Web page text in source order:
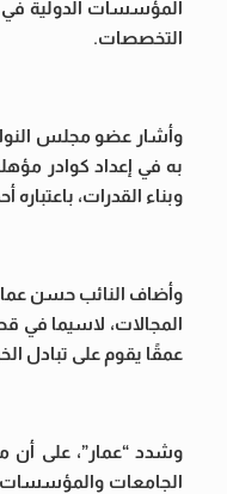
المؤسسات الدولية في
التخصصات.
وأشار عضو مجلس
به في إعداد كوادر
وبناء القدرات،
وأضاف النائب حسن
المجالات، لاسيما في
عمقًا يقوم على تبادل
وشدد “عمار”، على أن
الجامعات والمؤسسات